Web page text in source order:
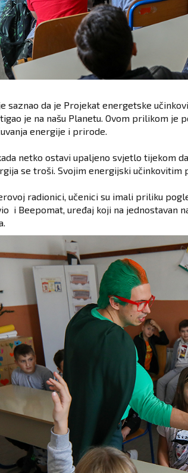
saznao da je Projekat energetske
je na našu Planetu. Ovom prilikom je
energije i prirode.
netko ostavi upaljeno svjetlo tijekom
se troši. Svojim energijski učinkovitim
radionici, učenici su imali priliku
i Beepomat, uređaj koji na jednostavan